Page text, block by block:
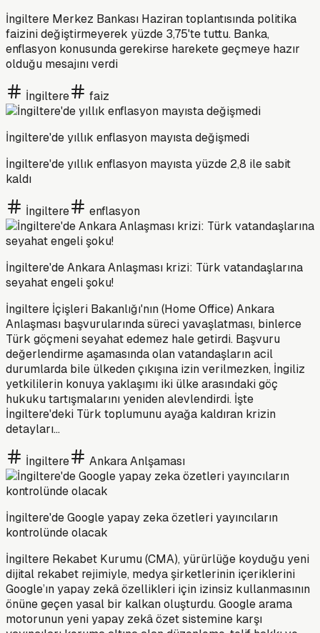
İngiltere Merkez Bankası Haziran toplantısında politika
faizini değiştirmeyerek yüzde 3,75'te tuttu. Banka,
enflasyon konusunda gerekirse harekete geçmeye hazır
olduğu mesajını verdi
İngiltere faiz
İngiltere'de yıllık enflasyon mayısta değişmedi
İngiltere'de yıllık enflasyon mayısta yüzde 2,8 ile sabit
kaldı
İngiltere enflasyon
İngiltere'de Ankara Anlaşması krizi: Türk vatandaşlarına
seyahat engeli şoku!
İngiltere İçişleri Bakanlığı'nın (Home Office) Ankara
Anlaşması başvurularında süreci yavaşlatması, binlerce
Türk göçmeni seyahat edemez hale getirdi. Başvuru
değerlendirme aşamasında olan vatandaşların acil
durumlarda bile ülkeden çıkışına izin verilmezken, İngiliz
yetkililerin konuya yaklaşımı iki ülke arasındaki göç
hukuku tartışmalarını yeniden alevlendirdi. İşte
İngiltere'deki Türk toplumunu ayağa kaldıran krizin
detayları...
İngiltere Ankara Anlşaması
İngiltere'de Google yapay zeka özetleri yayıncıların
kontrolünde olacak
İngiltere Rekabet Kurumu (CMA), yürürlüğe koyduğu yeni
dijital rekabet rejimiyle, medya şirketlerinin içeriklerini
Google’ın yapay zekâ özellikleri için izinsiz kullanmasının
önüne geçen yasal bir kalkan oluşturdu. Google arama
motorunun yeni yapay zekâ özet sistemine karşı